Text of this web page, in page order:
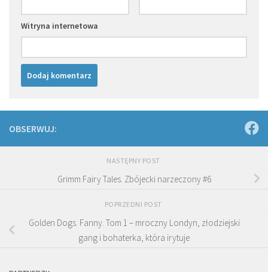
Witryna internetowa
OBSERWUJ:
NASTĘPNY POST
Grimm Fairy Tales. Zbójecki narzeczony #6
POPRZEDNI POST
Golden Dogs. Fanny. Tom 1 – mroczny Londyn, złodziejski
gang i bohaterka, która irytuje